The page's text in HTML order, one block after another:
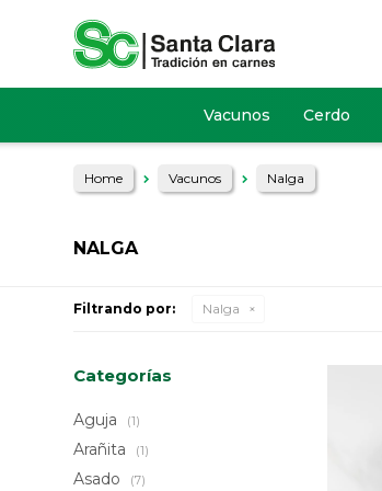
Vacunos Cerdo
Home Vacunos Nalga
NALGA
Filtrando por: Nalga
Categorías
Aguja (1)
Arañita (1)
Asado (7)